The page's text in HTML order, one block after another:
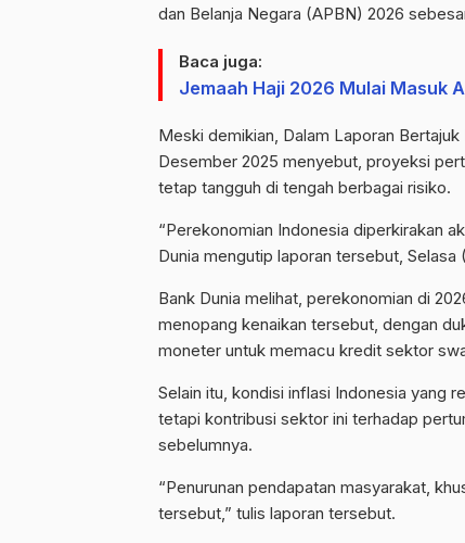
dan Belanja Negara (APBN) 2026
Baca juga:
Jemaah Haji 2026 Mulai Masuk
Meski demikian, Dalam Laporan
Desember 2025 menyebut, proyeksi
tetap tangguh di tengah berbagai risiko.
“Perekonomian Indonesia diperkirakan
Dunia mengutip laporan tersebut, Selasa
Bank Dunia melihat, perekonomian di
menopang kenaikan tersebut, dengan
moneter untuk memacu kredit sektor
Selain itu, kondisi inflasi Indonesia yang
tetapi kontribusi sektor ini terhadap
sebelumnya.
“Penurunan pendapatan masyarakat,
tersebut,” tulis laporan tersebut.